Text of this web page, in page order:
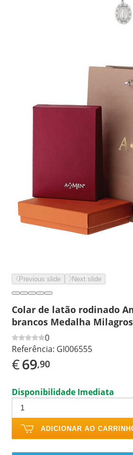
Previous slide Next slide
Colar de latão rodinado
brancos Medalha
0
Referência: GI006555
€69,90
Disponibilidade Imediata
ADICIONAR AO